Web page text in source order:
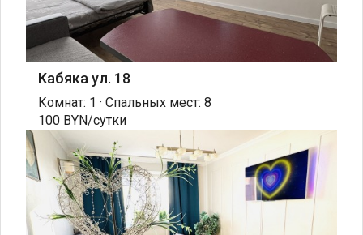
Кабяка ул. 18
Комнат: 1 · Спальных мест: 8
100 BYN/сутки